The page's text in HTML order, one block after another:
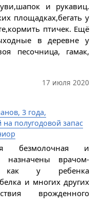
и рукавиц.
площадках,бегать у
птичек. Ещё
в деревне у
песочница, гамак,
17 июля 2020
3 года,
полугодовой запас
безмолочная и
назначены врачом-
как у ребенка
и многих других
врожденного